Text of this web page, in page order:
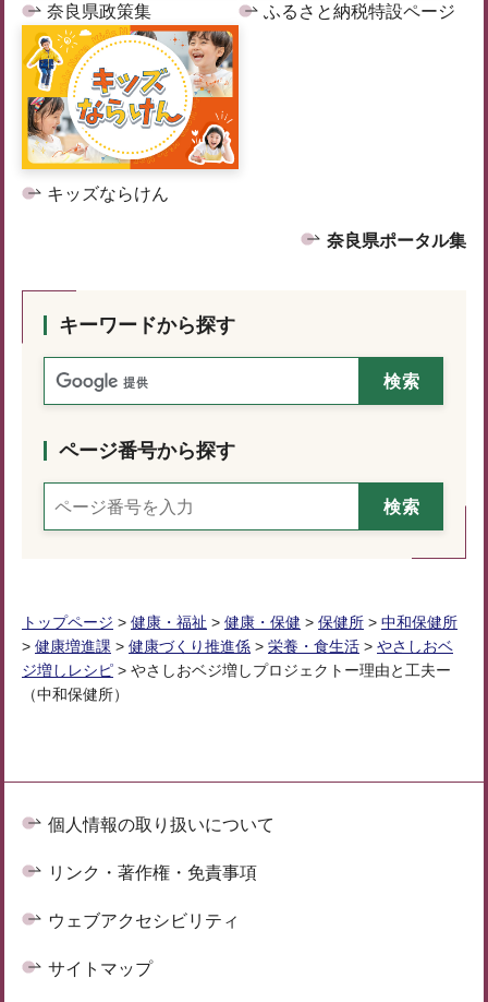
奈良県政策集 ふるさと納税特設ページ
キッズならけん
奈良県ポータル集
キーワードから探す
ページ番号から探す
トップページ > 健康・福祉 > 健康・保健 > 保健所 > 中和保健所
> 健康増進課 > 健康づくり推進係 > 栄養・食生活 > やさしおベ
ジ増しレシピ > やさしおベジ増しプロジェクトー理由と工夫ー
（中和保健所）
個人情報の取り扱いについて
リンク・著作権・免責事項
ウェブアクセシビリティ
サイトマップ